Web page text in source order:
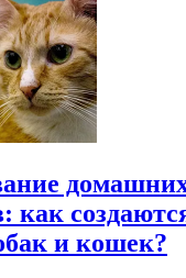
как
и кошек?